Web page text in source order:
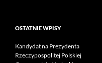
OSTATNIE WPISY
Kandydat na Prezydenta
Rzeczypospolitej Polskiej